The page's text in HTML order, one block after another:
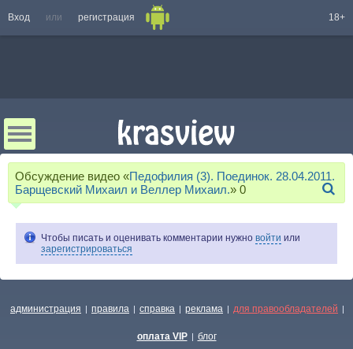
Вход или регистрация 18+
Обсуждение видео «Педофилия (3). Поединок. 28.04.2011.
Барщевский Михаил и Веллер Михаил.» 0
Чтобы писать и оценивать комментарии нужно войти или
зарегистрироваться
администрация | правила | справка | реклама | для правообладателей |
оплата VIP | блог